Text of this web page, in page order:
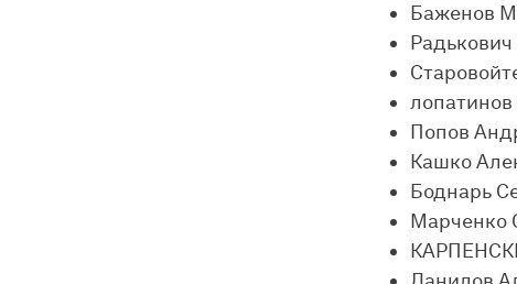
Баженов
Попов
Кашко
Боднарь
Марченко